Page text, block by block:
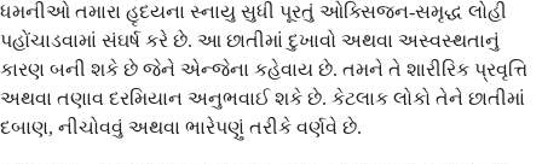
ધમનીઓ તમારા હૃદયના સ્નાયુ સુધી પૂરતું ઓક્સિજન-સમૃદ્ધ લોહી
પહોંચાડવામાં સંઘર્ષ કરે છે. આ છાતીમાં દુખાવો અથવા અસ્વસ્થતાનું
કારણ બની શકે છે જેને એન્જેના કહેવાય છે. તમને તે શારીરિક પ્રવૃત્તિ
અથવા તણાવ દરમિયાન અનુભવાઈ શકે છે. કેટલાક લોકો તેને છાતીમાં
દબાણ, નીચોવવું અથવા ભારેપણું તરીકે વર્ણવે છે.